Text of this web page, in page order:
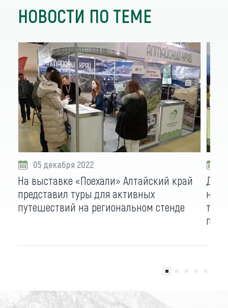
НОВОСТИ ПО ТЕМЕ
05 декабря 2022
На выставке «Поехали» Алтайский край
представил туры для активных
путешествий на региональном стенде
на